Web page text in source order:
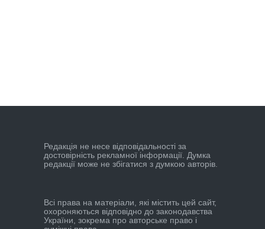
Редакцiя не несе вiдповiдальностi за
достовiрнiсть рекламної iнформацiї. Думка
редакцiї може не збiгатися з думкою авторiв.
Всі права на матеріали, які містить цей сайт,
охороняються відповідно до законодавства
України, зокрема про авторське право і